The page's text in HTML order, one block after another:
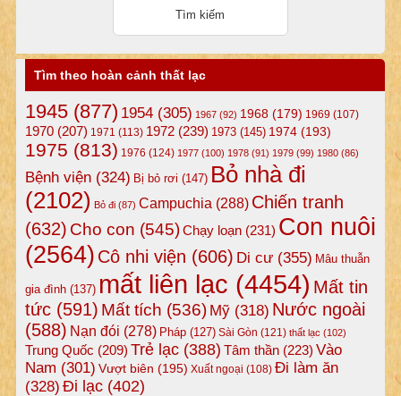
Tìm theo hoàn cảnh thất lạc
1945(877) 1954(305) 1967(92) 1968(179) 1969 (107)
1970(207) 1971 (113) 1972(239) 1973(145) 1974(193)
1975 (813) 1976 (124) 1977(100) 1978(91) 1979(99) 1980(86)
Bệnh viện(324) Bị bỏ rơi (147) Bỏ nhà đi
(2102) Bỏ đi(87) Campuchia (288) Chiến tranh
(632) Cho con (545)Chạy loạn(231) Con nuôi
(2564) Cô nhi viện (606) Di cư(355) Mâu thuẫn
gia đình(137) mất liên lạc (4454) Mất tin
tức(591) Mất tích (536) Mỹ(318) Nước ngoài
(588) Nạn đói (278) Pháp(127) Sài Gòn (121) thất lạc (102)
Trung Quốc (209) Trẻ lạc(388) Tâm thần(223) Vào
Nam (301) Vượt biên (195) Xuất ngoại (108) Đi làm ăn
(328) Đi lạc(402)